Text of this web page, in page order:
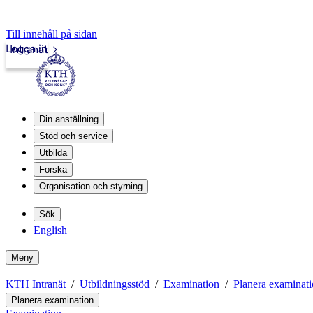
Till innehåll på sidan
Intranät
Logga in
Din anställning
Stöd och service
Utbilda
Forska
Organisation och styrning
Sök
English
Meny
KTH Intranät Utbildningsstöd Examination Planera
Planera examination